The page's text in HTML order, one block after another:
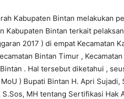
Kabupaten Bintan melakukan
Kabupaten Bintan terkait
2017 ) di empat Kecamatan
Bintan Timur ,
. Hal tersebut diketahui ,
) Bupati Bintan H. Apri Sujadi,
MH tentang Sertifikasi Hak